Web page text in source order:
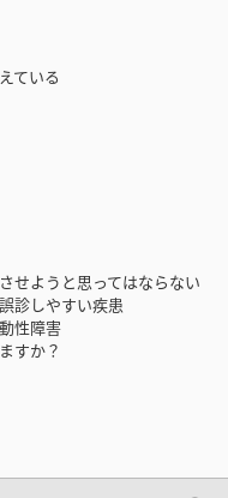
ている
せようと思ってはならない
診しやすい疾患
性障害
すか？